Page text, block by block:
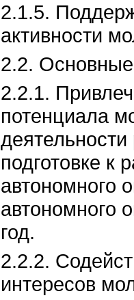
2.1.5.
активности
2.2.
2.2.1.
потенциала
подготовке к
автономного
автономного
год.
2.2.2.
интересов